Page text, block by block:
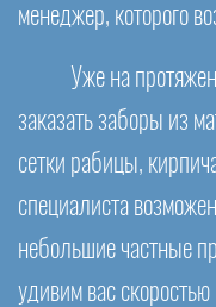
менеджер, которого
Уже на
заказать заборы из
сетки рабицы,
специалиста
небольшие частные
удивим вас